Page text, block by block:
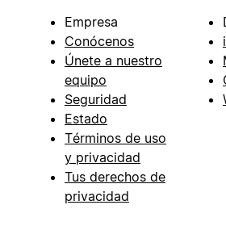
Empresa
Conócenos
Únete a nuestro
equipo
Seguridad
Estado
Términos de uso
y privacidad
Tus derechos de
privacidad